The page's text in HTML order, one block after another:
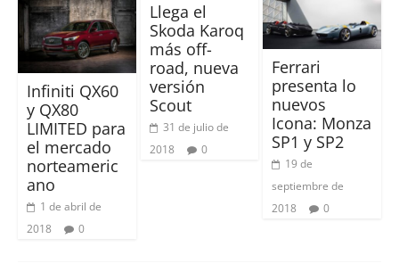
Infiniti QX60
y QX80
LIMITED para
el mercado
norteameric
ano
1 de abril de
2018
0
Llega el
Skoda Karoq
más off-
road, nueva
versión
Scout
31 de julio de
2018
0
Ferrari
presenta lo
nuevos
Icona: Monza
SP1 y SP2
19 de
septiembre de
2018
0